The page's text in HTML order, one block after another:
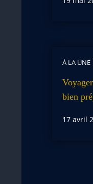
À LA UNE
bien
17 avril